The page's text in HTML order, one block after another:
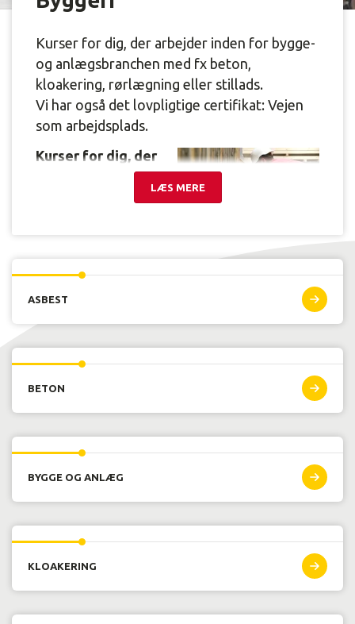
Kurser for dig, der arbejder inden for bygge-
og anlægsbranchen med fx beton,
kloakering, rørlægning eller stillads.
Vi har også det lovpligtige certifikat: Vejen
som arbejdsplads.
Kurser for dig, der
inden for bygge-
Den teoretiske undervisning kombineres altid med
praktiske opgaver.
Der gennemføres ofte besøg på byggepladser, så du får
et endnu bedre indblik i arbejdsområdet.
I undervisningen lægges der vægt på, at du som kursist
lærer om de forskellige krav, der er til arbejdet på en
kvaliteten og de forskellige faggrupper. Samtidig sættes
der fokus på, hvor vigtigt det er med et godt samarbejde –
disse skal fornyes efter en periode.
Vi tilbyder et målrettet kursusforløb for dig, som er
LÆS MERE
ASBEST
BETON
BYGGE OG ANLÆG
KLOAKERING